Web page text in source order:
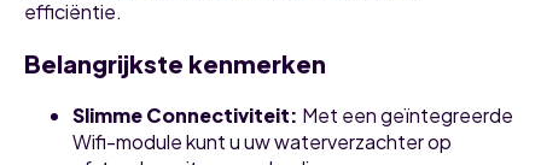
efficiëntie.
Belangrijkste kenmerken
Slimme Connectiviteit: Met een geïntegreerde
Wifi-module kunt u uw waterverzachter op